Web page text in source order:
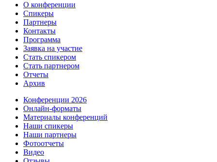
О конференции
Спикеры
Партнеры
Контакты
Программа
Заявка на участие
Стать спикером
Стать партнером
Отчеты
Архив
Конференции 2026
Онлайн-форматы
Материалы конференций
Наши спикеры
Наши партнеры
Фотоотчеты
Видео